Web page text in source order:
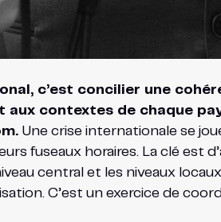
c’est concilier une
contextes de chaque
Une crise internationale se
fuseaux horaires. La clé est
central et les niveaux
C’est un exercice de